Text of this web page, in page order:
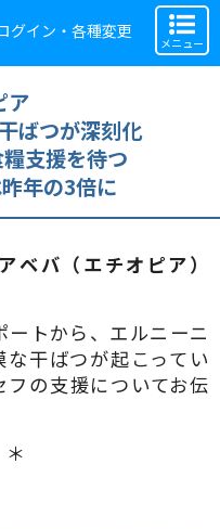
グイン・各種変更
メニュー
ア
ばつが深刻化
支援を待つ
年の3倍に
バ（エチオピア）
トから、エルニーニ
干ばつが起こってい
の支援についてお伝